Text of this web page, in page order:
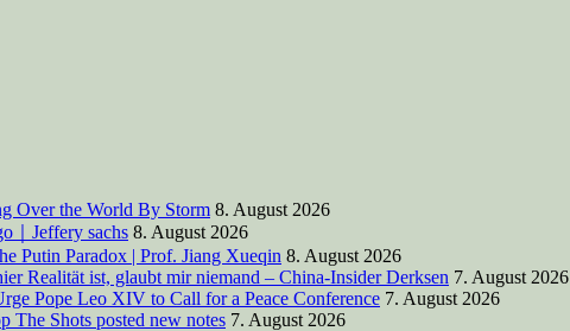
Over the World By Storm 8. August 2026
｜Jeffery sachs 8. August 2026
Putin Paradox | Prof. Jiang Xueqin 8. August 2026
Realität ist, glaubt mir niemand – China-Insider Derksen 7. August 2026
Pope Leo XIV to Call for a Peace Conference 7. August 2026
The Shots posted new notes 7. August 2026